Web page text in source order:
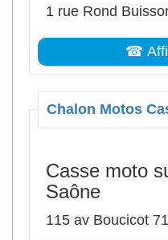
1 rue Rond
☎
Chalon Motos
Casse moto
Saône
115 av Boucicot